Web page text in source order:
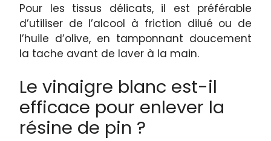
Pour les tissus délicats, il est préférable
d’utiliser de l’alcool à friction dilué ou de
l’huile d’olive, en tamponnant doucement
la tache avant de laver à la main.
Le vinaigre blanc est-il
efficace pour enlever la
résine de pin ?